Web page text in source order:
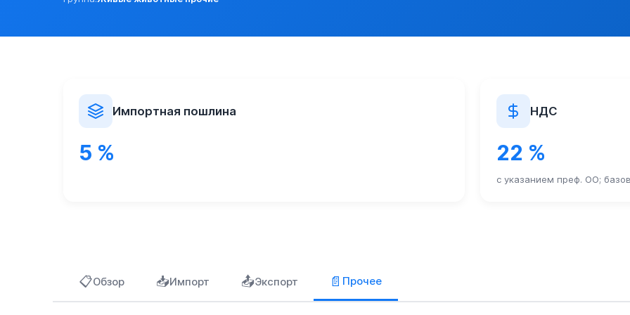
Постановление Правительства N 923 от 13.09.2012г.
Импортная пошлина
5 %
НДС
22 %
с указанием преф. ОО;
📋Обзор 📥Импорт 📤Экспорт 📄 Прочее